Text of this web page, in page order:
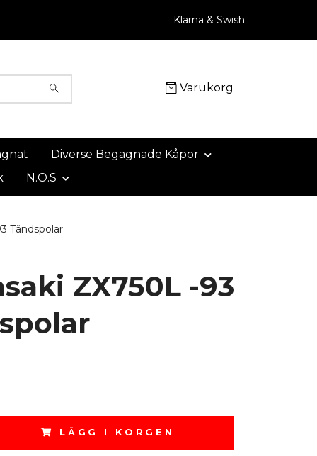
Klarna & Swish
Varukorg
Diverse Begagnade Kåpor
N.O.S
Tändspolar
ZX750L -93
LÄGG I KORGEN